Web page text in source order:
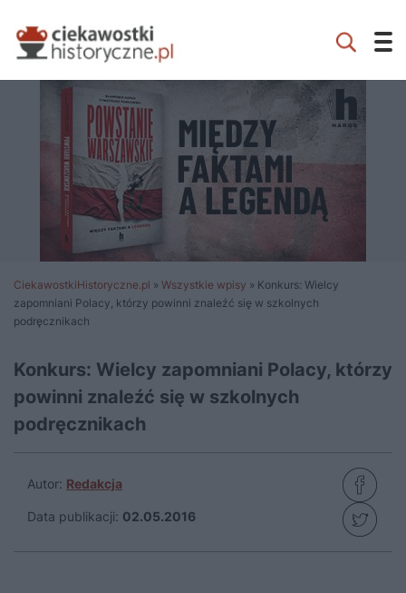
CiekawostkiHistoryczne.pl » Wszystkie wpisy » Konkurs: Wielcy
zapomniani Polacy, którzy powinni znaleźć się w szkolnych
podręcznikach
Konkurs: Wielcy zapomniani Polacy, którzy
powinni znaleźć się w szkolnych
podręcznikach
Autor: Redakcja
Data publikacji: 02.05.2016